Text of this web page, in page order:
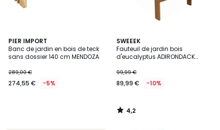
PIER IMPORT
Banc de jardin en bois de teck
sans dossier 140 cm MENDOZA
289,00 €
274,55 € -5%
SWEEEK
Fauteuil de jardin bois
d'eucalyptus ADIRONDACK
99,99 €
89,99 € -10%
4,2
/ 5
4,2
/